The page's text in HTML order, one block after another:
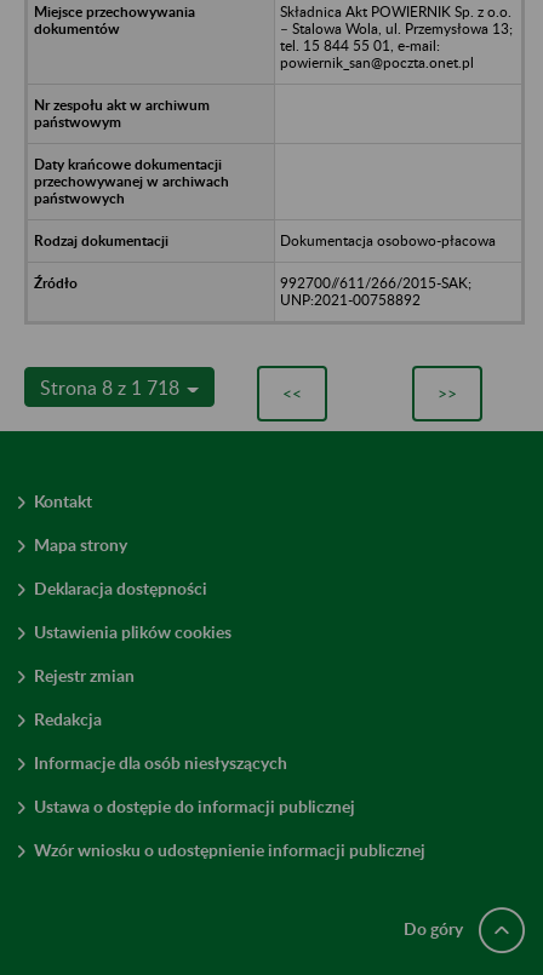
Składnica Akt POWIERNIK Sp. z o.o.
– Stalowa Wola, ul. Przemysłowa 13;
tel. 15 844 55 01, e-mail:
powiernik_san@poczta.onet.pl
Dokumentacja osobowo-płacowa
992700//611/266/2015-SAK;
UNP:2021-00758892
Strona 8 z 1 718 << >>
Kontakt
Mapa strony
Deklaracja dostępności
Ustawienia plików cookies
Rejestr zmian
Redakcja
Informacje dla osób niesłyszących
Ustawa o dostępie do informacji publicznej
Wzór wniosku o udostępnienie informacji publicznej
Do góry